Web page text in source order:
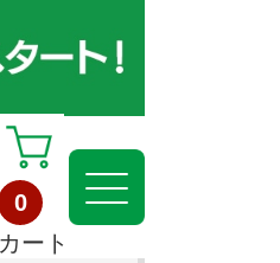
0
カート